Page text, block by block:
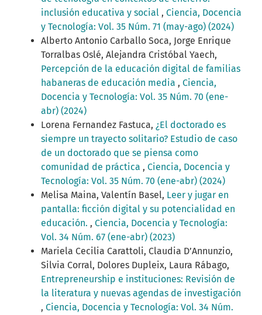
inclusión educativa y social , Ciencia, Docencia
y Tecnología: Vol. 35 Núm. 71 (may-ago) (2024)
Alberto Antonio Carballo Soca, Jorge Enrique
Torralbas Oslé, Alejandra Cristóbal Yaech,
Percepción de la educación digital de familias
habaneras de educación media , Ciencia,
Docencia y Tecnología: Vol. 35 Núm. 70 (ene-
abr) (2024)
Lorena Fernandez Fastuca, ¿El doctorado es
siempre un trayecto solitario? Estudio de caso
de un doctorado que se piensa como
comunidad de práctica , Ciencia, Docencia y
Tecnología: Vol. 35 Núm. 70 (ene-abr) (2024)
Melisa Maina, Valentín Basel, Leer y jugar en
pantalla: ficción digital y su potencialidad en
educación. , Ciencia, Docencia y Tecnología:
Vol. 34 Núm. 67 (ene-abr) (2023)
Mariela Cecilia Carattoli, Claudia D’Annunzio,
Silvia Corral, Dolores Dupleix, Laura Rábago,
Entrepreneurship e instituciones: Revisión de
la literatura y nuevas agendas de investigación
, Ciencia, Docencia y Tecnología: Vol. 34 Núm.